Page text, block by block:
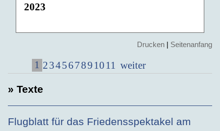
2023
Drucken | Seitenanfang
1 23456789 10 11 weiter
» Texte
Flugblatt für das Friedensspektakel am